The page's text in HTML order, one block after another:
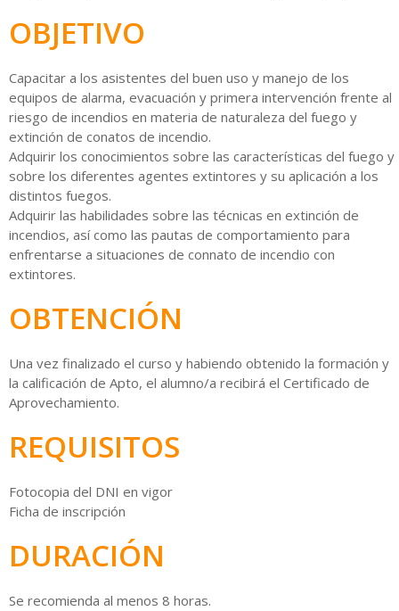
OBJETIVO
Capacitar a los asistentes del buen uso y manejo de los
equipos de alarma, evacuación y primera intervención frente al
riesgo de incendios en materia de naturaleza del fuego y
extinción de conatos de incendio.
Adquirir los conocimientos sobre las características del fuego y
sobre los diferentes agentes extintores y su aplicación a los
distintos fuegos.
Adquirir las habilidades sobre las técnicas en extinción de
incendios, así como las pautas de comportamiento para
enfrentarse a situaciones de connato de incendio con
extintores.
OBTENCIÓN
Una vez finalizado el curso y habiendo obtenido la formación y
la calificación de Apto, el alumno/a recibirá el Certificado de
Aprovechamiento.
REQUISITOS
Fotocopia del DNI en vigor
Ficha de inscripción
DURACIÓN
Se recomienda al menos 8 horas.